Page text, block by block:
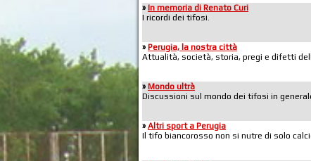
» In memoria di Renato Curi
I ricordi dei tifosi.
» Perugia, la nostra città
Attualità, società, storia, pregi e difetti
» Mondo ultrà
Discussioni sul mondo dei tifosi in
» Altri sport a Perugia
Il tifo biancorosso non si nutre di solo